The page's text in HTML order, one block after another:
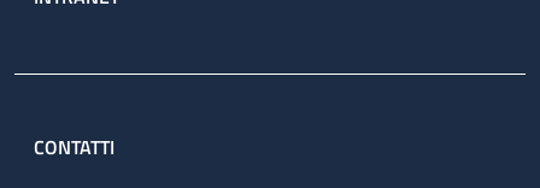
CONTATTI